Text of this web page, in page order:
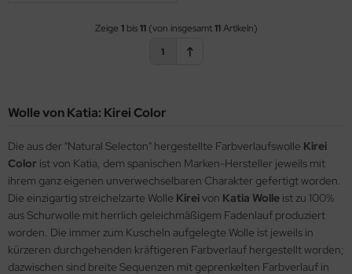
Zeige 1bis11(von insgesamt11Artikeln)
1
Wolle von Katia: Kirei Color
Die aus der "Natural Selecton" hergestellte Farbverlaufswolle Kirei
Color ist von Katia, dem spanischen Marken-Hersteller jeweils mit
ihrem ganz eigenen unverwechselbaren Charakter gefertigt worden.
Die einzigartig streichelzarte Wolle Kireivon Katia Wolle ist zu 100%
aus Schurwolle mit herrlich geleichmäßigem Fadenlauf produziert
worden. Die immer zum Kuscheln aufgelegte Wolle ist jeweils in
kürzeren durchgehenden kräftigeren Farbverlauf hergestellt worden;
dazwischen sind breite Sequenzen mit geprenkelten Farbverlauf in